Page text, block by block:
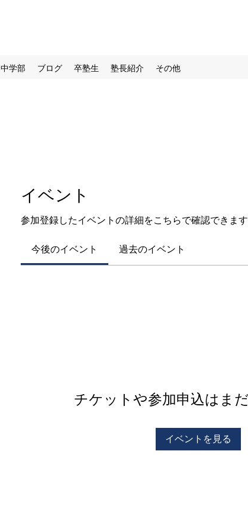
中学部 ブログ 卒塾生 塾長紹介 その他
イベント
参加登録したイベントの詳細をこちらで確認できます
今後のイベント 過去のイベント
チケットや参加申込はま
イベントを見る